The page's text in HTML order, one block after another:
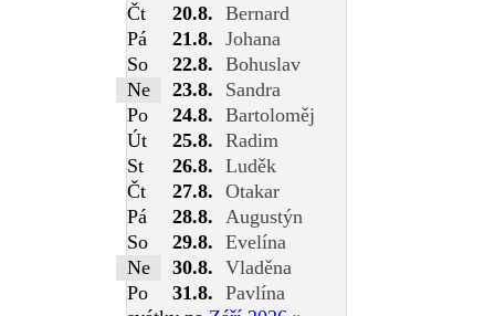
Čt
20.8. Bernard
Pá
21.8. Johana
So
22.8. Bohuslav
Ne
23.8.
Sandra
Po
24.8. Bartoloměj
Út
25.8. Radim
St
26.8. Luděk
Čt
27.8. Otakar
Pá
28.8. Augustýn
So
29.8. Evelína
Ne
30.8. Vladěna
Po
31.8. Pavlína